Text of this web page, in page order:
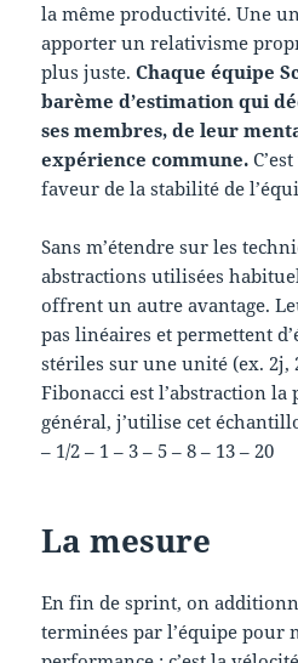
la même productivité. Une
apporter un relativisme
plus juste.Chaque équipe
barème d’estimation qui
ses membres, de leur
expérience commune.
faveur de la stabilité de
Sans m’étendre sur les
abstractions utilisées
offrent un autre avantage.
pas linéaires et permettent
stériles sur une unité (ex. 2j,
Fibonacci est l’abstraction la
général, j’utilise cet
– 1/2 – 1 – 3 – 5 – 8 – 13 – 20
La mesure
En fin de sprint, on
terminées par l’équipe pour